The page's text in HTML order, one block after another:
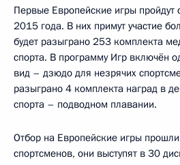
Первые Европейские игры
2015 года. В них примут участие
будет разыграно 253 комплекта
спорта. В программу Игр включён
вид – дзюдо для незрячих
разыграно 4 комплекта наград в
спорта – подводном плавании.
Отбор на Европейские игры
спортсменов, они выступят в 30